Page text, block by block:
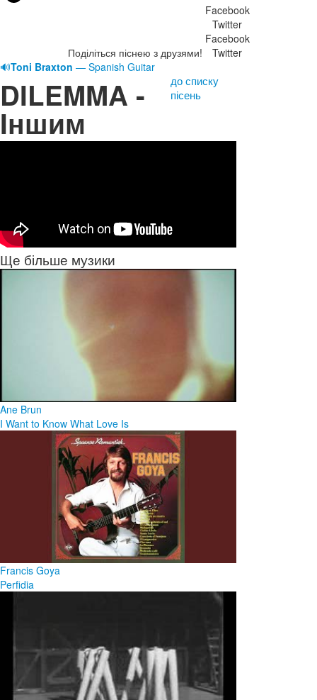
Поділіться піснею з друзями!
Facebook
Twitter
Facebook
Twitter
🔊Toni Braxton — Spanish Guitar
DILEMMA -
Iншим
до списку
пісень
Ще більше музики
Ane Brun
I Want to Know What Love Is
Francis Goya
Perfidia